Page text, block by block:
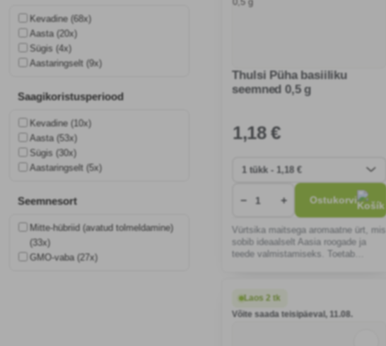
Kevadine (68x)
Aasta (20x)
Sügis (4x)
Aastaringselt (9x)
Saagikoristusperiood
Kevadine (10x)
Aasta (53x)
Sügis (30x)
Aastaringselt (5x)
Seemnesort
Mitte-hübriid (avatud tolmeldamine)
(33x)
GMO-vaba (27x)
Thulsi Püha basiiliku
seemned 0,5 g
1,18 €
− + Ostukorvi
Vürtsika maitsega aromaatne ürt, mis
sobib ideaalselt Aasia roogade ja
teede valmistamiseks. Toetab
Laos 2 tk
Võite saada teisipäeval, 11.08.